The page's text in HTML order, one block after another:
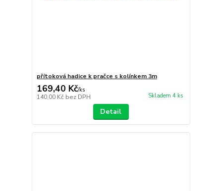
přítoková hadice k pračce s kolínkem 3m
169,40 Kč/ks
140,00 Kč bez DPH Skladem 4 ks
Detail